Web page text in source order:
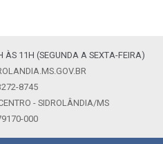
ÀS 11H (SEGUNDA A SEXTA-FEIRA)
8745
- SIDROLÂNDIA/MS
000